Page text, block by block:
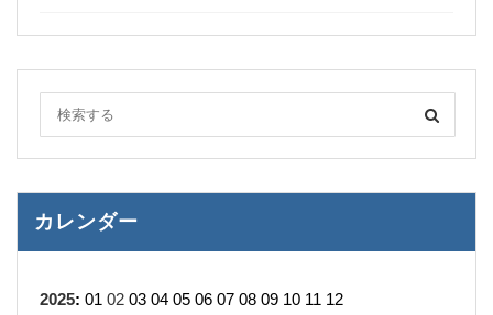
カレンダー
2025: 01 02 03 04 05 06 07 08 09 10 11 12